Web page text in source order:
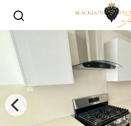
NACO: Apto. de 1 Hab. en Torre